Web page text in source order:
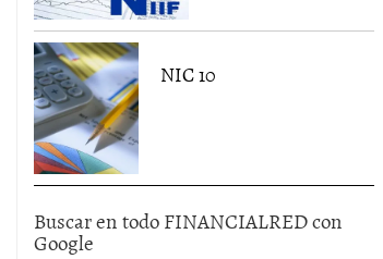
NIC 10
Buscar en todo FINANCIALRED con
Google